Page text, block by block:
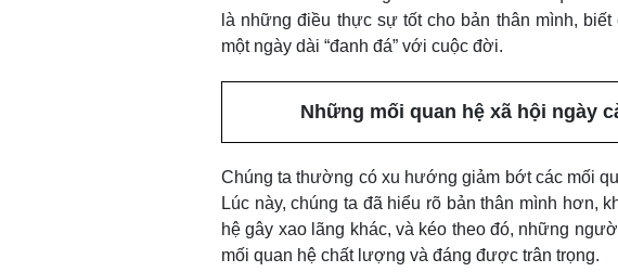
là những điều thực sự tốt cho bản thân mình,
một ngày dài “đanh đá” với cuộc đời.
Những mối quan hệ xã hội ngày
Chúng ta thường có xu hướng giảm bớt các mối
Lúc này, chúng ta đã hiểu rõ bản thân mình hơn,
hệ gây xao lãng khác, và kéo theo đó, những
mối quan hệ chất lượng và đáng được trân trọng.